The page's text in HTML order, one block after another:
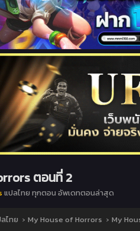
ตอนที่ 2
แปลไทย ทุกตอน อัพเดทตอนล่าสุด
ไทย › My House of Horrors › My